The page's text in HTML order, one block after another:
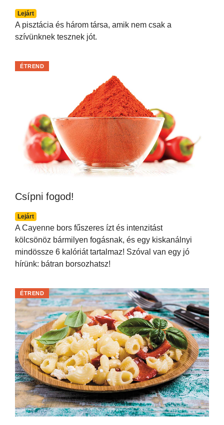
Lejárt
A pisztácia és három társa, amik nem csak a
szívünknek tesznek jót.
Csípni fogod!
Lejárt
ÉTREND
A Cayenne bors fűszeres ízt és intenzitást
kölcsönöz bármilyen fogásnak, és egy kiskanálnyi
mindössze 6 kalóriát tartalmaz! Szóval van egy jó
hírünk: bátran borsozhatsz!
ÉTREND